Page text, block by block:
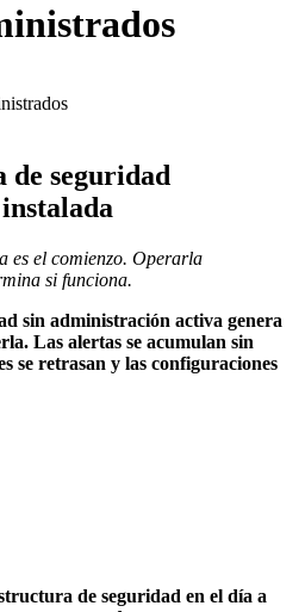
seguridad
es el comienzo. Operarla
si funciona.
sin administración activa genera
Las alertas se acumulan sin
se retrasan y las configuraciones
de seguridad en el día a